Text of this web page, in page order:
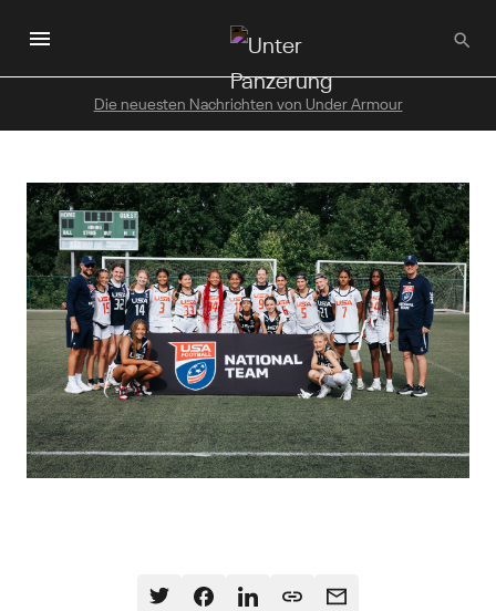
Hauptinhalt
Die neuesten Nachrichten von Under Armour